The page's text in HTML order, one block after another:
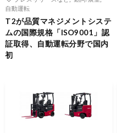
自動運転
T2が品質マネジメントシステ
ムの国際規格「ISO9001」認
証取得、自動運転分野で国内
初